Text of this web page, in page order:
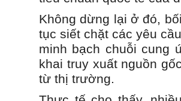
Không dừng lại ở đó,
tục siết chặt các yêu
minh bạch chuỗi cung
khai truy xuất nguồn
từ thị trường.